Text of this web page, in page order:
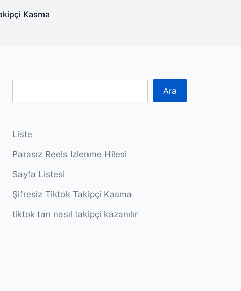
Kasma
Ara
Liste
Parasız Reels Izlenme Hilesi
Sayfa Listesi
Şifresiz Tiktok Takipçi Kasma
tiktok tan nasıl takipçi kazanılır